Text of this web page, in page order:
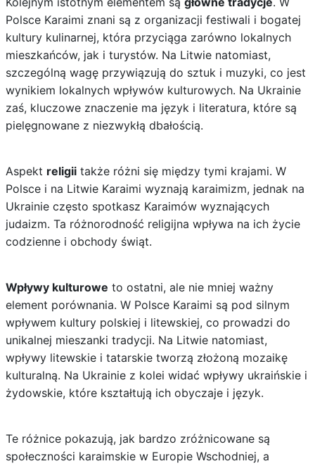
Polsce Karaimi znani są z organizacji festiwali i bogatej
kultury kulinarnej, która przyciąga zarówno lokalnych
mieszkańców, jak i turystów. Na Litwie natomiast,
szczególną wagę przywiązują do sztuk i muzyki, co jest
wynikiem lokalnych wpływów kulturowych. Na Ukrainie
zaś, kluczowe znaczenie ma język i literatura, które są
pielęgnowane z niezwykłą dbałością.
Aspekt religiitakże różni się między tymi krajami. W
Polsce i na Litwie Karaimi wyznają karaimizm, jednak na
Ukrainie często spotkasz Karaimów wyznających
judaizm. Ta różnorodność religijna wpływa na ich życie
codzienne i obchody świąt.
Wpływy kulturowe to ostatni, ale nie mniej ważny
element porównania. W Polsce Karaimi są pod silnym
wpływem kultury polskiej i litewskiej, co prowadzi do
unikalnej mieszanki tradycji. Na Litwie natomiast,
wpływy litewskie i tatarskie tworzą złożoną mozaikę
kulturalną. Na Ukrainie z kolei widać wpływy ukraińskie i
żydowskie, które kształtują ich obyczaje i język.
Te różnice pokazują, jak bardzo zróżnicowane są
społeczności karaimskie w Europie Wschodniej, a